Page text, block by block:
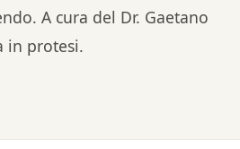
A cura del Dr. Gaetano
in protesi.